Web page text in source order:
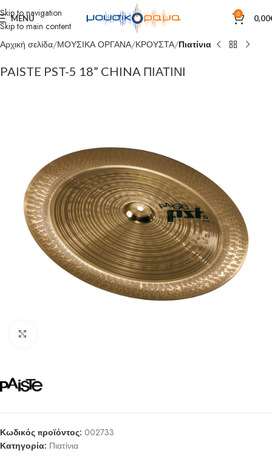
Skip to navigation
Skip to main content
MENU 0 0,00
Αρχική σελίδα ΜΟΥΣΙΚΑ ΟΡΓΑΝΑ ΚΡΟΥΣΤΑ Πιατίνια
PAISTE PST-5 18” CHINA ΠΙΑΤΙΝΙ
Κωδικός προϊόντος: 002733
Κατηγορία: Πιατίνια